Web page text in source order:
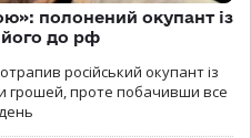
полонений окупант із
його до рф
російський окупант із
грошей, проте побачивши все